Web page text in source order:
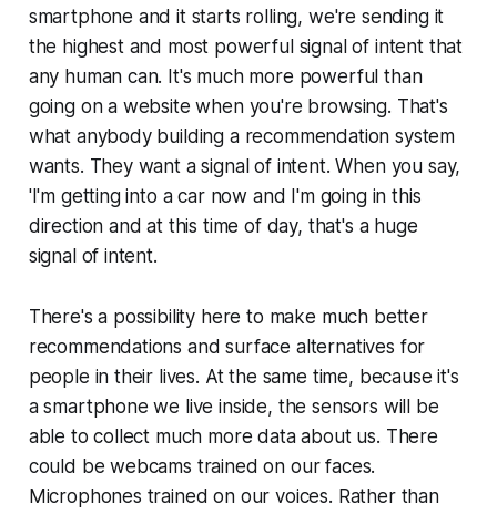
smartphone and it starts rolling, we're sending it
the highest and most powerful signal of intent that
any human can. It's much more powerful than
going on a website when you're browsing. That's
what anybody building a recommendation system
wants. They want a signal of intent. When you say,
'I'm getting into a car now and I'm going in this
direction and at this time of day, that's a huge
signal of intent.
There's a possibility here to make much better
recommendations and surface alternatives for
people in their lives. At the same time, because it's
a smartphone we live inside, the sensors will be
able to collect much more data about us. There
could be webcams trained on our faces.
Microphones trained on our voices. Rather than